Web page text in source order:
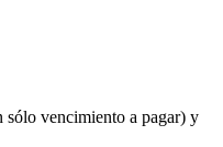
sólo vencimiento a pagar) y